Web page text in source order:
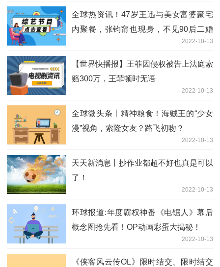
全球热资讯！47岁王迅与美女富婆豪宅
内聚餐，张钧甯也现身，不见90后二婚
2022-10-13
【世界快播报】王菲因侵权被告上法庭索
赔300万，王菲顿时无语
2022-10-13
全球微头条丨精神粮食！海贼王的“少女
漫”视角，索隆女友？路飞初吻？
2022-10-13
天天新消息丨抄作业都超不好也真是可以
了！
2022-10-13
环球报道:年度霸权神番《电锯人》幕后
概念图抢先看！OP动画彩蛋大揭秘！
2022-10-13
《侠客风云传OL》限时结交、限时结交